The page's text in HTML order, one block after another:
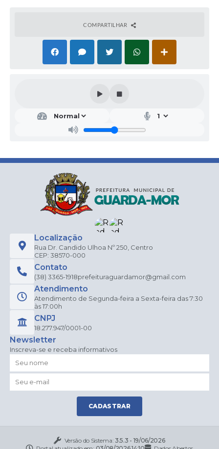
COMPARTILHAR
Localização
Rua Dr. Candido Ulhoa Nº 250, Centro
CEP: 38570-000
Contato
(38) 3365-1918prefeituraguardamor@gmail.com
Atendimento
Atendimento de Segunda-feira a Sexta-feira das 7:30
às 17:00h
CNPJ
18.277.947/0001-00
Newsletter
Inscreva-se e receba informativos
CADASTRAR
Versão do Sistema: 3.5.3 - 19/06/2026